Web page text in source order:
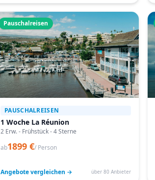
Pauschalreisen
PAUSCHALREISEN
1 Woche La Réunion
2 Erw. - Frühstück - 4 Sterne
ab1899 €/ Person
Angebote vergleichen → über 80 Anbieter